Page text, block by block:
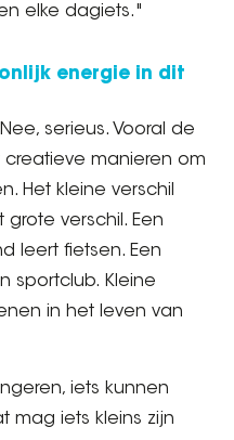
elke dagiets."
energie in dit
serieus. Vooral de
manieren om
Het kleine verschil
verschil. Een
leert fietsen. Een
sportclub. Kleine
in het leven van
iets kunnen
mag iets kleins zijn